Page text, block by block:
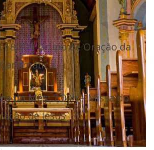
18:30h Grupo de Oração da
do Mês:7:00h – Missa do
de Jesus